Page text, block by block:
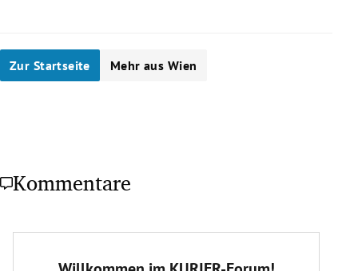
Zur Startseite Mehr aus Wien
Kommentare